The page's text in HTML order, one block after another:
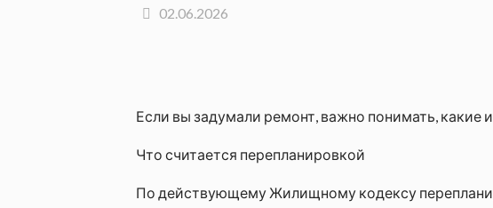
02.06.2026
Если вы задумали ремонт, важно понимать, какие
Что считается перепланировкой
По действующему Жилищному кодексу